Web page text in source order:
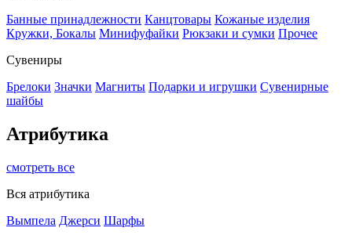
Банные принадлежности Канцтовары Кожаные изделия
Кружки, Бокалы Минифуфайки Рюкзаки и сумки Прочее
Сувениры
Брелоки Значки Магниты Подарки и игрушки Сувенирные
шайбы
Атрибутика
смотреть все
Вся атрибутика
Вымпела Джерси Шарфы